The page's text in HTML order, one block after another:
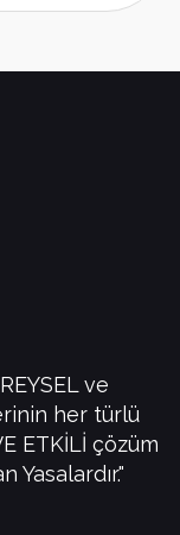
ve
her türlü
ETKİLİ çözüm
Yasalardır."